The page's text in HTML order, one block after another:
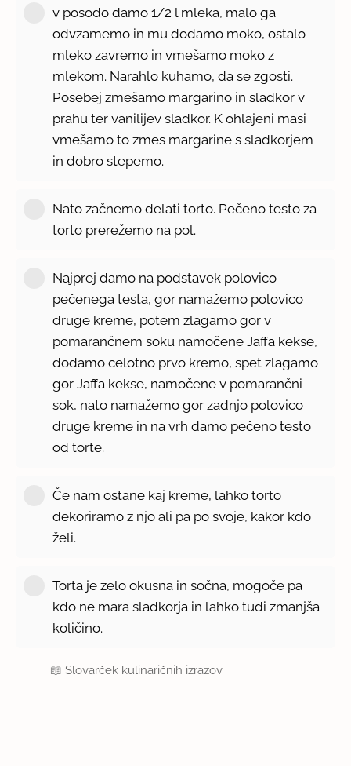
v posodo damo 1/2 l mleka, malo ga
odvzamemo in mu dodamo moko, ostalo
mleko zavremo in vmešamo moko z
mlekom. Narahlo kuhamo, da se zgosti.
Posebej zmešamo margarino in sladkor v
prahu ter vanilijev sladkor. K ohlajeni masi
vmešamo to zmes margarine s sladkorjem
in dobro stepemo.
Nato začnemo delati torto. Pečeno testo za
torto prerežemo na pol.
Najprej damo na podstavek polovico
pečenega testa, gor namažemo polovico
druge kreme, potem zlagamo gor v
pomarančnem soku namočene Jaffa kekse,
dodamo celotno prvo kremo, spet zlagamo
gor Jaffa kekse, namočene v pomarančni
sok, nato namažemo gor zadnjo polovico
druge kreme in na vrh damo pečeno testo
od torte.
Če nam ostane kaj kreme, lahko torto
dekoriramo z njo ali pa po svoje, kakor kdo
želi.
Torta je zelo okusna in sočna, mogoče pa
kdo ne mara sladkorja in lahko tudi zmanjša
količino.
📖Slovarček kulinaričnih izrazov